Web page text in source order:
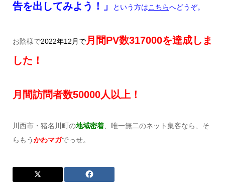
告を出してみよう！」
という方はこちらへどうぞ。
お陰様で2022年12 月で月間PV数317000を達成しま
した！
月間訪問者数50000人以上！
川西市・猪名川町の地域密着、唯一無二のネット集客なら、そ
らもうかわマガでっせ。